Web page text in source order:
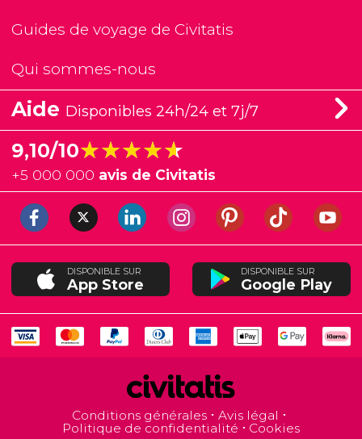
Guides de voyage de Civitatis
Qui sommes-nous
Aide Disponibles 24h/24 et 7j/7
9,10/10★★★★★
★★★★★
+5 000 000 avis de Civitatis
DISPONIBLE SUR
App Store
DISPONIBLE SUR
Google Play
Conditions générales
Avis légal
Politique de confidentialité
Cookies